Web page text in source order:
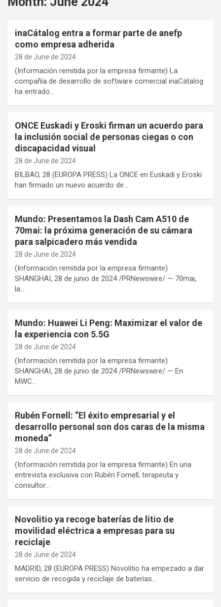
inaCátalog entra a formar parte de anefp
como empresa adherida
28 de June de 2024
(Información remitida por la empresa firmante) La
compañía de desarrollo de software comercial inaCátalog
ha entrado…
ONCE Euskadi y Eroski firman un acuerdo para
la inclusión social de personas ciegas o con
discapacidad visual
28 de June de 2024
BILBAO, 28 (EUROPA PRESS) La ONCE en Euskadi y Eroski
han firmado un nuevo acuerdo de…
Mundo: Presentamos la Dash Cam A510 de
70mai: la próxima generación de su cámara
para salpicadero más vendida
28 de June de 2024
(Información remitida por la empresa firmante)
SHANGHAI, 28 de junio de 2024 /PRNewswire/ — 70mai,
la…
Mundo: Huawei Li Peng: Maximizar el valor de
la experiencia con 5.5G
28 de June de 2024
(Información remitida por la empresa firmante)
SHANGHAI, 28 de junio de 2024 /PRNewswire/ — En
MWC…
Rubén Fornell: “El éxito empresarial y el
desarrollo personal son dos caras de la misma
moneda”
28 de June de 2024
(Información remitida por la empresa firmante) En una
entrevista exclusiva con Rubén Fornell, terapeuta y
consultor…
Novolitio ya recoge baterías de litio de
movilidad eléctrica a empresas para su
reciclaje
28 de June de 2024
MADRID, 28 (EUROPA PRESS) Novolitio ha empezado a dar
servicio de recogida y reciclaje de baterías…